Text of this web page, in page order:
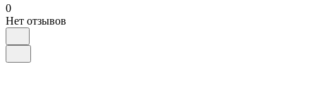
0
Нет отзывов